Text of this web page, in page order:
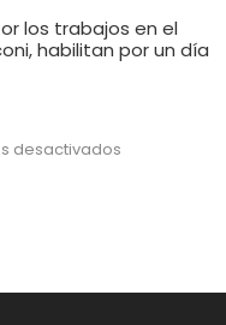
General
Mosconi
está
listo
los trabajos en el
habilitan por un día
desactivadosen
El
habilitan